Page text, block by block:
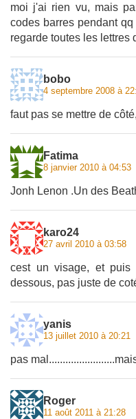
moi j'ai rien vu, mais
codes barres pendant
regarde toutes les lettres
bobo
4 septembre 2008 à
faut pas se mettre de
Fatima
8 janvier 2010 à 04:53
Jonh Lenon .Un des
karo24
27 avril 2010 à 03:58
cest un visage, et
dessous, pas juste de
yanis
13 juillet 2010 à 20:21
pas
Roger
11 août 2011 à 21:28